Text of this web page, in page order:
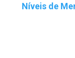
Níveis de